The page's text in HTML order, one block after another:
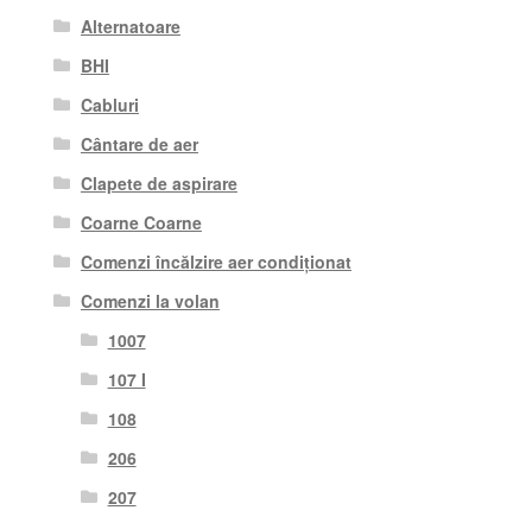
Alternatoare
BHI
Cabluri
Cântare de aer
Clapete de aspirare
Coarne Coarne
Comenzi încălzire aer condiționat
Comenzi la volan
1007
107 I
108
206
207